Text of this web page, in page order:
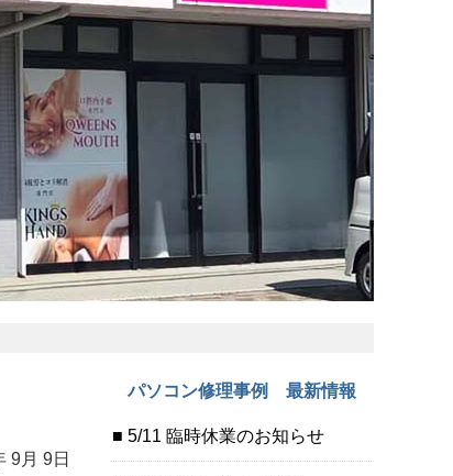
9月 9日
パソコン修理事例 最新情報
5/11 臨時休業のお知らせ